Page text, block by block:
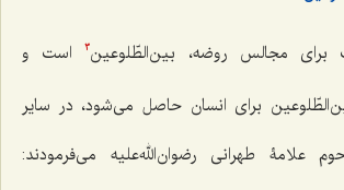
برای مجالس روضه، بین‌الطّلوعین3است و
برای انسان حاصل می‌شود، در سایر
علامۀ طهرانی رضوان‌الله‌علیه می‌فرمودند: